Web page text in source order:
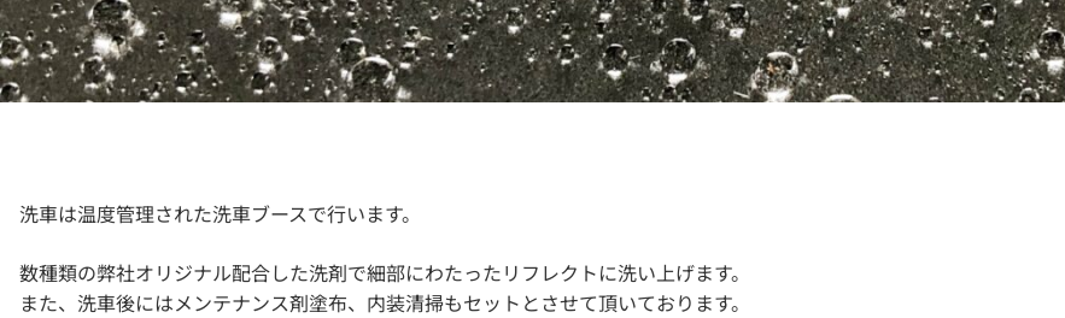
洗車は温度管理された洗車ブースで行います。
数種類の弊社オリジナル配合した洗剤で細部にわたったリフレクトに洗い上げます。
また、洗車後にはメンテナンス剤塗布、内装清掃もセットとさせて頂いております。